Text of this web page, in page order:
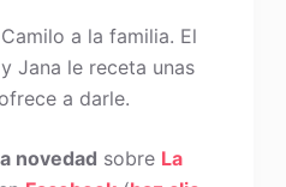
a la familia. El
Jana le receta unas
a darle.
novedad sobre La